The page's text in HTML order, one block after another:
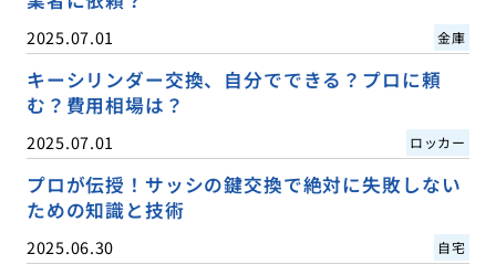
2025.07.01 金庫
キーシリンダー交換、自分でできる？プロに頼
む？費用相場は？
2025.07.01 ロッカー
プロが伝授！サッシの鍵交換で絶対に失敗しない
ための知識と技術
2025.06.30 自宅